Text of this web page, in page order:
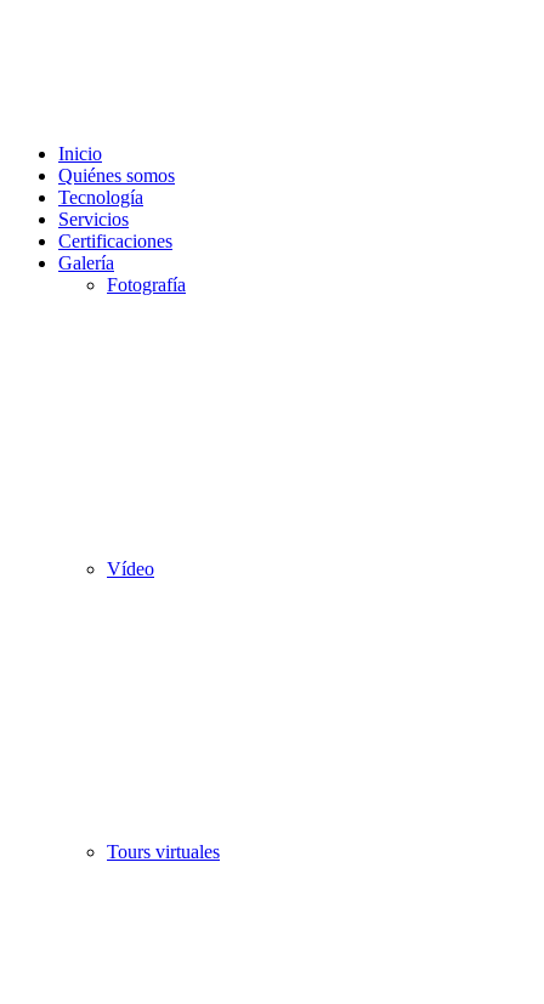
Inicio
Quiénes somos
Tecnología
Servicios
Certificaciones
Galería
Fotografía
Vídeo
Tours virtuales